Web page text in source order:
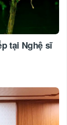
tại Nghệ sĩ